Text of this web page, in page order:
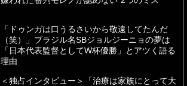
「ドゥンガは口うるさいから敬遠してたんだ
（笑）」ブラジル名SBジョルジーニョの夢は
「日本代表監督としてW杯優勝」とアツく語る
理由
＜独占インタビュー＞「治療は家族にとって大